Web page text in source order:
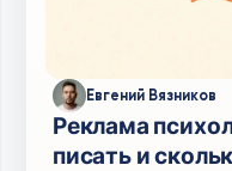
Евгений Вязников
Реклама
писать и